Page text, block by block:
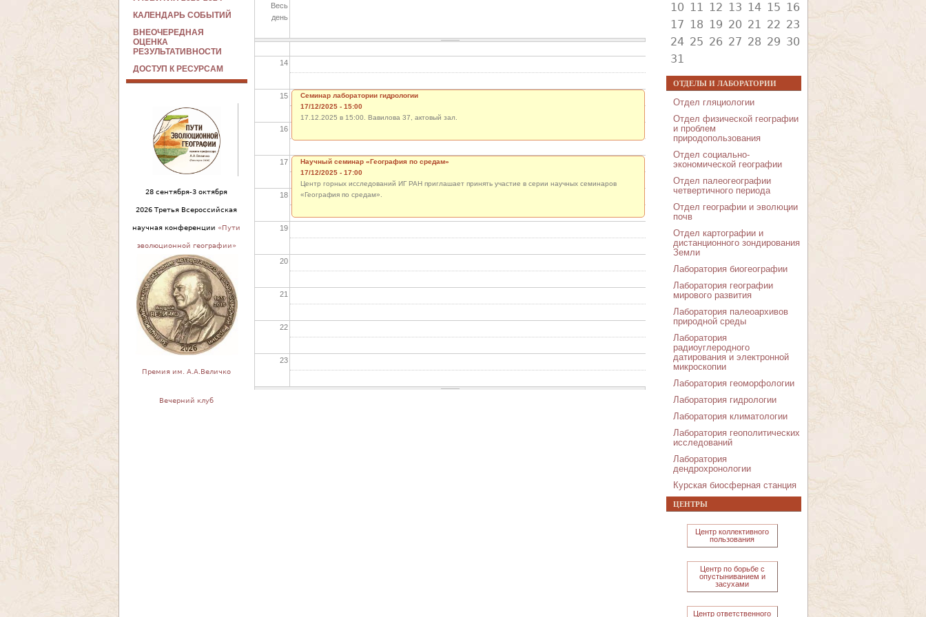
Весь
день
14
15
16
17
18
19
20
21
22
23
Семинар лаборатории гидрологии
17/12/2025 - 15:00
17.12.2025 в 15:00. Вавилова 37, актовый зал.
Научный семинар «География по средам»
17/12/2025 - 17:00
Центр горных исследований ИГ РАН приглашает принять участие в серии научных семинаров
«География по средам».
КАЛЕНДАРЬ СОБЫТИЙ
ВНЕОЧЕРЕДНАЯ
ОЦЕНКА
РЕЗУЛЬТАТИВНОСТИ
ДОСТУП К РЕСУРСАМ
28 сентября-3 октября
2026 Третья Всероссийская
научная конференции «Пути
эволюционной географии»
Премия им. А.А.Величко
Вечерний клуб
10 11 12 13 14 15 16
17 18 19 20 21 22 23
24 25 26 27 28 29 30
31
ОТДЕЛЫ И ЛАБОРАТОРИИ
Отдел гляциологии
Отдел физической географии
и проблем
природопользования
Отдел социально-
экономической географии
Отдел палеогеографии
четвертичного периода
Отдел географии и эволюции
почв
Отдел картографии и
дистанционного зондирования
Земли
Лаборатория биогеографии
Лаборатория географии
мирового развития
Лаборатория палеоархивов
природной среды
Лаборатория
радиоуглеродного
датирования и электронной
микроскопии
Лаборатория геоморфологии
Лаборатория гидрологии
Лаборатория климатологии
Лаборатория геополитических
исследований
Лаборатория
дендрохронологии
Курская биосферная станция
ЦЕНТРЫ
Центр коллективного
пользования
Центр по борьбе с
опустыниванием и
засухами
Центр ответственного